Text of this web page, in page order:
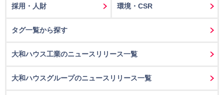
採用・人財 環境・CSR
タグ一覧から探す
大和ハウス工業のニュースリリース一覧
大和ハウスグループのニュースリリース一覧